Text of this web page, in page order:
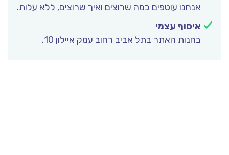
אנחנו עוטפים כמה שרוצים ואיך שרוצים, ללא עלות.
איסוף עצמי
בחנות האתר בתל אביב רחוב עמק איילון 10.